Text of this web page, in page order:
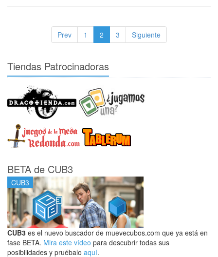
Prev 1 2 3 Siguiente
Tiendas Patrocinadoras
BETA de CUB3
CUB3
CUB3 es el nuevo buscador de muevecubos.com que ya está en
fase BETA. Mira este vídeo para descubrir todas sus
posibilidades y pruébalo aquí.